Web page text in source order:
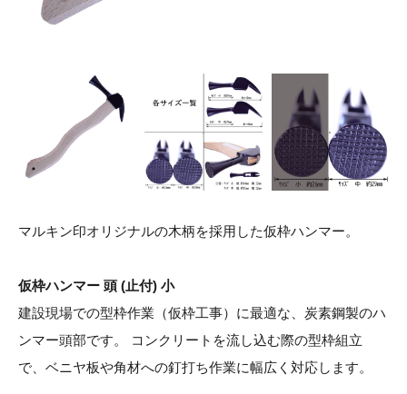
マルキン印オリジナルの木柄を採用した仮枠ハンマー。
仮枠ハンマー 頭 (止付) 小
建設現場での型枠作業（仮枠工事）に最適な、炭素鋼製のハ
ンマー頭部です。 コンクリートを流し込む際の型枠組立
で、ベニヤ板や角材への釘打ち作業に幅広く対応します。